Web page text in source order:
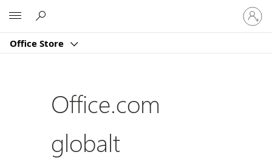
Office Store
Logg
på
kontoen
Office.com
globalt